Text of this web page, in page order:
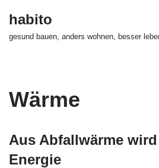
habito
gesund bauen, anders wohnen, besser
Wärme
Aus Abfallwärme
Energie